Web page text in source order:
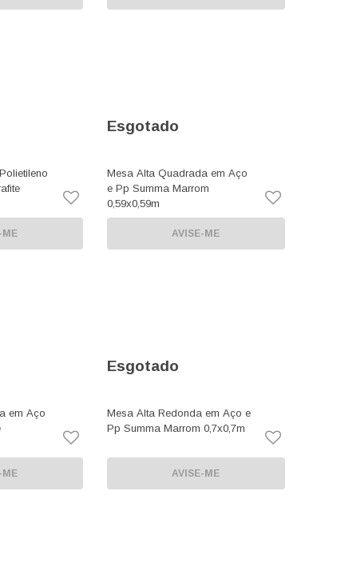
ME
Esgotado
Mesa Alta Quadrada em Aço
e Pp Summa Marrom
0,59x0,59m
AVISE-ME
em Aço
ME
Esgotado
Mesa Alta Redonda em Aço e
Pp Summa Marrom 0,7x0,7m
AVISE-ME